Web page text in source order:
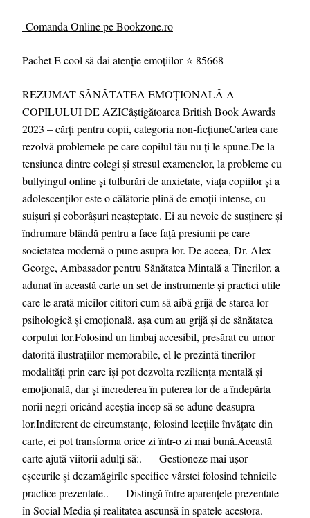
Comanda Online pe Bookzone.ro
Pachet E cool să dai atenție emoțiilor ⭐ 85668
REZUMAT SĂNĂTATEA EMOȚIONALĂ A
COPILULUI DE AZICâștigătoarea British Book Awards
2023 – cărți pentru copii, categoria non-ficțiuneCartea care
rezolvă problemele pe care copilul tău nu ți le spune.De la
tensiunea dintre colegi și stresul examenelor, la probleme cu
bullyingul online și tulburări de anxietate, viața copiilor și a
adolescenților este o călătorie plină de emoții intense, cu
suișuri și coborâșuri neașteptate. Ei au nevoie de susținere și
îndrumare blândă pentru a face față presiunii pe care
societatea modernă o pune asupra lor. De aceea, Dr. Alex
George, Ambasador pentru Sănătatea Mintală a Tinerilor, a
adunat în această carte un set de instrumente și practici utile
care le arată micilor cititori cum să aibă grijă de starea lor
psihologică și emoțională, așa cum au grijă și de sănătatea
corpului lor.Folosind un limbaj accesibil, presărat cu umor
datorită ilustrațiilor memorabile, el le prezintă tinerilor
modalități prin care își pot dezvolta reziliența mentală și
emoțională, dar și încrederea în puterea lor de a îndepărta
norii negri oricând aceștia încep să se adune deasupra
lor.Indiferent de circumstanțe, folosind lecțiile învățate din
carte, ei pot transforma orice zi într-o zi mai bună.Această
carte ajută viitorii adulți să:. Gestioneze mai ușor
eșecurile și dezamăgirile specifice vârstei folosind tehnicile
practice prezentate.. Distingă între aparențele prezentate
în Social Media și realitatea ascunsă în spatele acestora.